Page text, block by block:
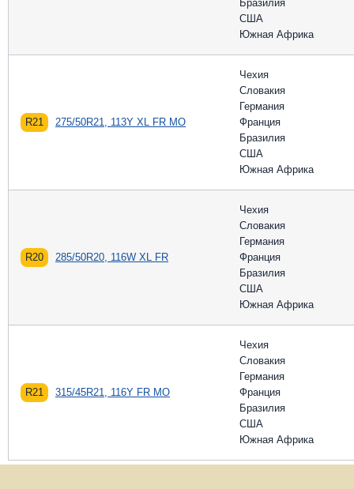
Бразилия
США
Южная Африка
R21 275/50R21, 113Y XL FR MO
Чехия
Словакия
Германия
Франция
Бразилия
США
Южная Африка
R20 285/50R20, 116W XL FR
Чехия
Словакия
Германия
Франция
Бразилия
США
Южная Африка
R21 315/45R21, 116Y FR MO
Чехия
Словакия
Германия
Франция
Бразилия
США
Южная Африка